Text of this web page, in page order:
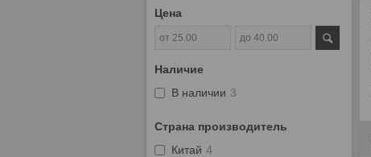
Цена
Наличие
В наличии 3
Страна производитель
Китай 4